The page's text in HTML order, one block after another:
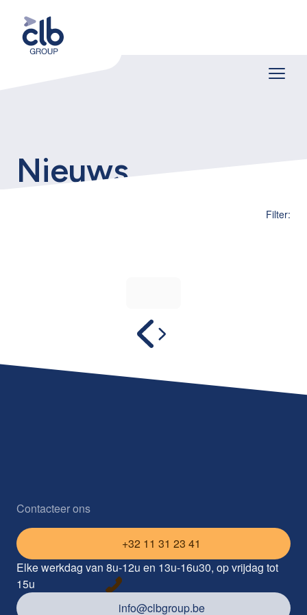
Nieuws
Filter:
Contacteer ons
+32 11 31 23 41
Elke werkdag van 8u-12u en 13u-16u30, op vrijdag tot
15u
info@clbgroup.be